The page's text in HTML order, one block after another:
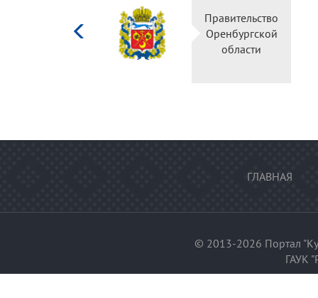
Правительство
Оренбургской
области
ГЛАВНАЯ
© 2013-2026 Портал
ГАУК